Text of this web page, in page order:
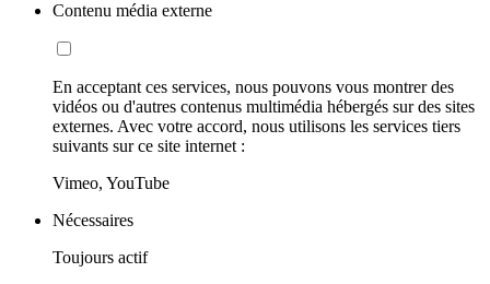
Contenu média externe
En acceptant ces services, nous pouvons vous montrer des
vidéos ou d'autres contenus multimédia hébergés sur des sites
externes. Avec votre accord, nous utilisons les services tiers
suivants sur ce site internet :
Vimeo, YouTube
Nécessaires
Toujours actif